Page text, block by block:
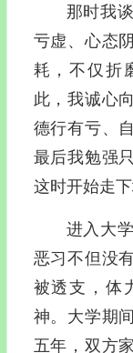
那时我
亏虚、心态
耗，不仅折
此，我诚心
德行有亏、
最后我勉强
这时开始走下
进入大
恶习不但没
被透支，体
神。大学期
五年，双方